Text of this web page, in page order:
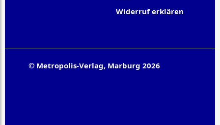
Widerruf erklären
© Metropolis-Verlag, Marburg 2026